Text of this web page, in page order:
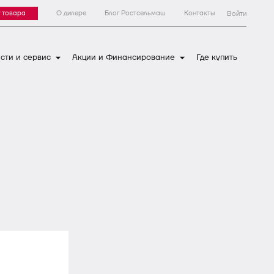
товара О дилере Блог Ростсельмаш Контакты Войти
и сервис Акции и Финансирование Где купить